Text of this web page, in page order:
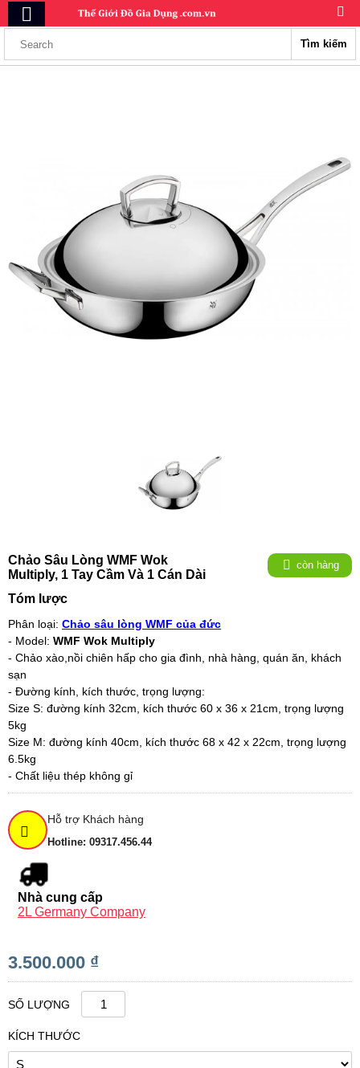
Tìm kiếm
Chảo Sâu Lòng WMF Wok
Multiply, 1 Tay Cầm Và 1 Cán Dài
còn hàng
Tóm lược
Phân loại: Chảo sâu lòng WMF của đức
- Model: WMF Wok Multiply
- Chảo xào,nồi chiên hấp cho gia đình, nhà hàng, quán ăn, khách
sạn
- Đường kính, kích thước, trọng lượng:
Size S: đường kính 32cm, kích thước 60 x 36 x 21cm, trọng lượng
5kg
Size M: đường kính 40cm, kích thước 68 x 42 x 22cm, trọng lượng
6.5kg
- Chất liệu thép không gỉ
Hỗ trợ Khách hàng
Hotline: 09317.456.44
Nhà cung cấp
2L Germany Company
3.500.000 ₫
SỐ LƯỢNG
KÍCH THƯỚC